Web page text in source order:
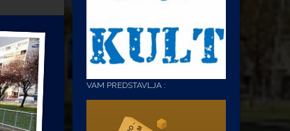
VAM PREDSTAVLJA :